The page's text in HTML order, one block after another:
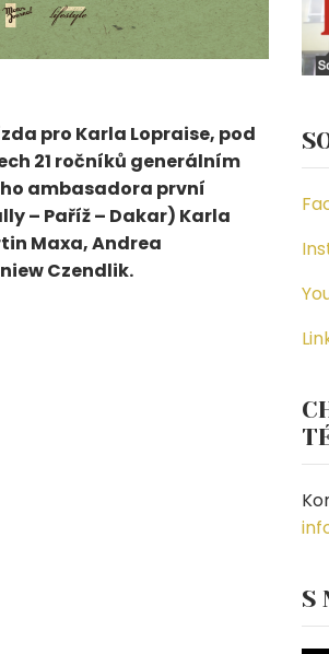
pro Karla Lopraise, pod
21 ročníků generálním
ambasadora první
– Paříž – Dakar) Karla
Maxa, Andrea
Czendlik.
S